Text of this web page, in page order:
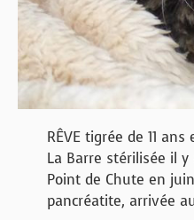
RÊVE tigrée de 11
La Barre stérilisée il
Point de Chute en
pancréatite, arrivée